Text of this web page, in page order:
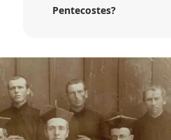
Pentecostes?